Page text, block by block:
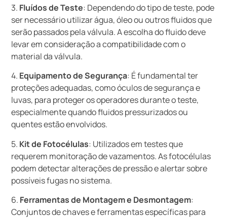
3. Fluídos de Teste: Dependendo do tipo de teste, pode
ser necessário utilizar água, óleo ou outros fluidos que
serão passados pela válvula. A escolha do fluido deve
levar em consideração a compatibilidade com o
material da válvula.
4. Equipamento de Segurança: É fundamental ter
proteções adequadas, como óculos de segurança e
luvas, para proteger os operadores durante o teste,
especialmente quando fluidos pressurizados ou
quentes estão envolvidos.
5. Kit de Fotocélulas: Utilizados em testes que
requerem monitoração de vazamentos. As fotocélulas
podem detectar alterações de pressão e alertar sobre
possíveis fugas no sistema.
6. Ferramentas de Montagem e Desmontagem:
Conjuntos de chaves e ferramentas específicas para